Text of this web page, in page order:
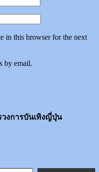
in this browser for the next
by email.
วงการบันเทิงญี่ปุ่น